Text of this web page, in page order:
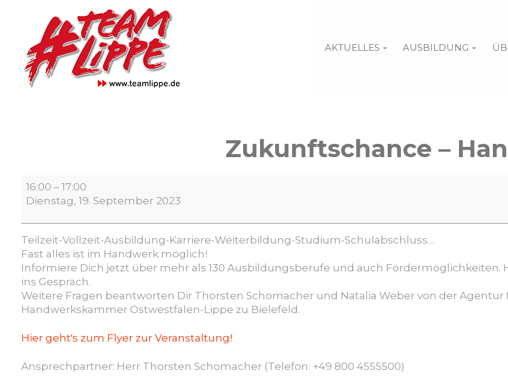
AKTUELLES AUSBILDUNG
Zukunftschance –
Zukunftschance
Handwerk
16:00 – 17:00
Dienstag, 19. September 2023
Teilzeit-Vollzeit-Ausbildung-Karriere-Weiterbildung-Studium-Schulabschluss…
Fast alles ist im Handwerk möglich!
Informiere Dich jetzt über mehr als 130 Ausbildungsberufe und auch
ins Gespräch.
Weitere Fragen beantworten Dir Thorsten Schomacher und Natalia Weber von der
Handwerkskammer Ostwestfalen-Lippe zu Bielefeld.
Hier geht's zum Flyer zur Veranstaltung!
Ansprechpartner: Herr Thorsten Schomacher (Telefon: +49 800 4555500)